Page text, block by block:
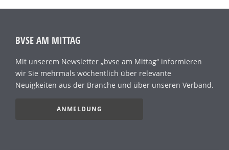
BVSE AM MITTAG
Mit unserem Newsletter „bvse am Mittag“ informieren
wir Sie mehrmals wöchentlich über relevante
Neuigkeiten aus der Branche und über unseren Verband.
ANMELDUNG